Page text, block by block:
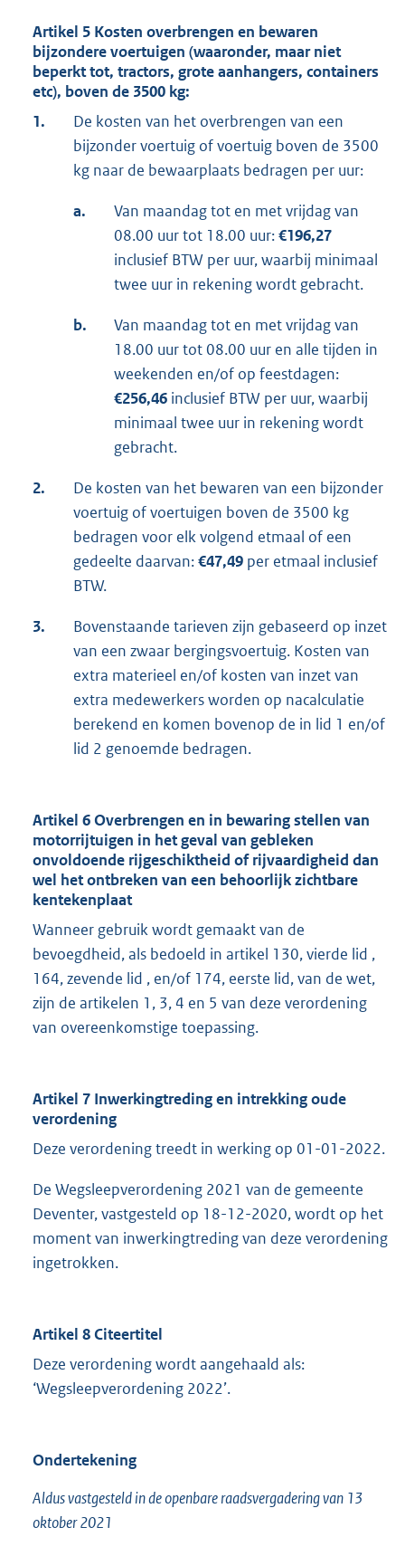
Artikel 5 Kosten overbrengen en bewaren
bijzondere voertuigen (waaronder, maar niet
beperkt tot, tractors, grote aanhangers, containers
etc), boven de 3500 kg:
1.
De kosten van het overbrengen van een
bijzonder voertuig of voertuig boven de 3500
kg naar de bewaarplaats bedragen per uur:
a.
Van maandag tot en met vrijdag van
08.00 uur tot 18.00 uur:€196,27
inclusief BTW per uur, waarbij minimaal
twee uur in rekening wordt gebracht.
b.
Van maandag tot en met vrijdag van
18.00 uur tot 08.00 uur en alle tijden in
weekenden en/of op feestdagen:
€256,46 inclusief BTW per uur, waarbij
minimaal twee uur in rekening wordt
gebracht.
2.
De kosten van het bewaren van een bijzonder
voertuig of voertuigen boven de 3500 kg
bedragen voor elk volgend etmaal of een
gedeelte daarvan:€47,49 per etmaal inclusief
BTW.
3.
Bovenstaande tarieven zijn gebaseerd op inzet
van een zwaar bergingsvoertuig. Kosten van
extra materieel en/of kosten van inzet van
extra medewerkers worden op nacalculatie
berekend en komen bovenop de in lid 1 en/of
lid 2 genoemde bedragen.
Artikel 6 Overbrengen en in bewaring stellen van
motorrijtuigen in het geval van gebleken
onvoldoende rijgeschiktheid of rijvaardigheid dan
wel het ontbreken van een behoorlijk zichtbare
kentekenplaat
Wanneer gebruik wordt gemaakt van de
bevoegdheid, als bedoeld in artikel 130, vierde lid ,
164, zevende lid , en/of 174, eerste lid, van de wet,
zijn de artikelen 1, 3, 4 en 5 van deze verordening
van overeenkomstige toepassing.
Artikel 7 Inwerkingtreding en intrekking oude
verordening
Deze verordening treedt in werking op 01-01-2022.
De Wegsleepverordening 2021 van de gemeente
Deventer, vastgesteld op 18-12-2020, wordt op het
moment van inwerkingtreding van deze verordening
ingetrokken.
Artikel 8 Citeertitel
Deze verordening wordt aangehaald als:
‘Wegsleepverordening 2022’.
Ondertekening
Aldus vastgesteld in de openbare raadsvergadering van 13
oktober 2021